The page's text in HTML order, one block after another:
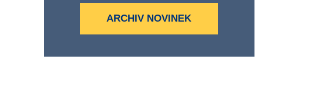
ARCHIV NOVINEK